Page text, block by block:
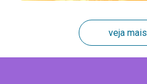
veja mais